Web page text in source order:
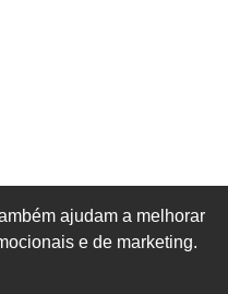
ajudam a melhorar
e de marketing.